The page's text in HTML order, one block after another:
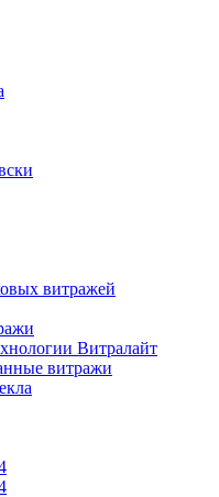
витражей
Витралайт
витражи